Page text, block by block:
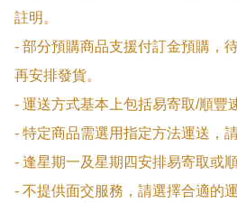
註明。
- 部分預購商品支援付訂金預購，
再安排發貨。
- 運送方式基本上包括易寄取/順豐
- 特定商品需選用指定方法運送，
- 逢星期一及星期四安排易寄取或
- 不提供面交服務，請選擇合適的運